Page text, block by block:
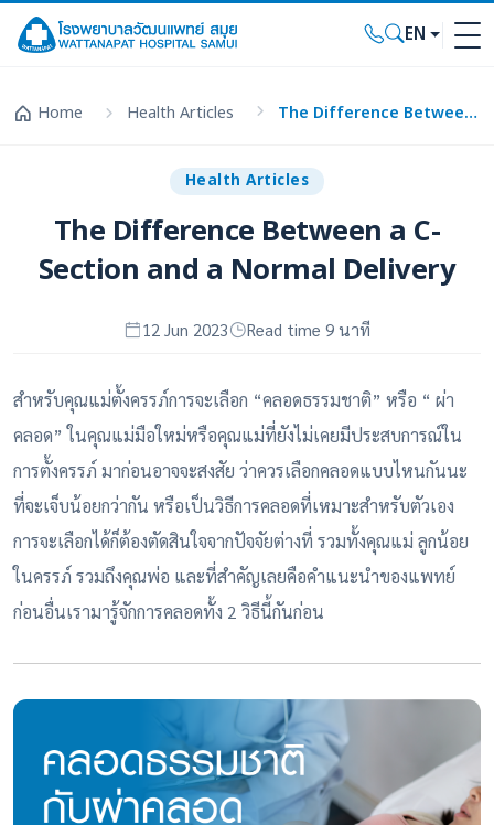
EN
Home Health Articles The Difference Between a C-Section and a Normal Delivery
Health Articles
The Difference Between a C-
Section and a Normal Delivery
12 Jun 2023 Read time 9 นาที
สำหรับคุณแม่ตั้งครรภ์การจะเลือก “คลอดธรรมชาติ” หรือ “ ผ่า
คลอด” ในคุณแม่มือใหม่หรือคุณแม่ที่ยังไม่เคยมีประสบการณ์ใน
การตั้งครรภ์ มาก่อนอาจจะสงสัย ว่าควรเลือกคลอดแบบไหนกันนะ
ที่จะเจ็บน้อยกว่ากัน หรือเป็นวิธีการคลอดที่เหมาะสำหรับตัวเอง
การจะเลือกได้ก็ต้องตัดสินใจจากปัจจัยต่างที่ รวมทั้งคุณแม่ ลูกน้อย
ในครรภ์ รวมถึงคุณพ่อ และที่สำคัญเลยคือคำแนะนำของแพทย์
ก่อนอื่นเรามารู้จักการคลอดทั้ง 2 วิธีนี้กันก่อน